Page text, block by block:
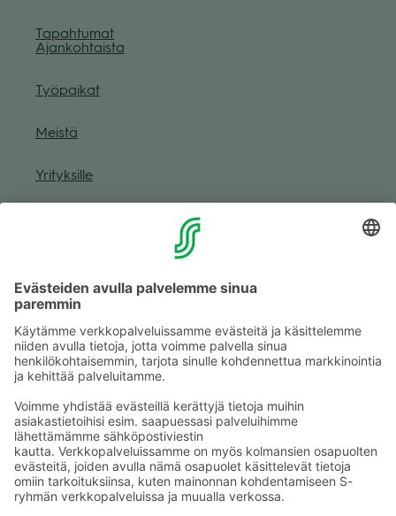
Tapah­tu­mat
Ajan­koh­taista
Työ­pai­kat
Meistä
Yri­tyk­sille
Muuta eväs­tea­se­tuk­sia & eväs­tein­for­maa­tio
Tie­to­suo­ja­se­loste (Arina)
Kaup­pa­kes­kus
Ma-pe
9–20
La
9–19
Su
11–18